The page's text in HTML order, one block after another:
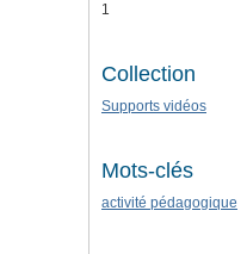
1
Collection
Supports vidéos
Mots-clés
activité pédagogique